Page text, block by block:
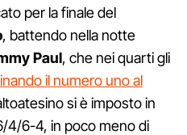
per la finale del
, battendo nella notte
Paul, che nei quarti gli
il numero uno al
si è imposto in
4/6-4, in poco meno di